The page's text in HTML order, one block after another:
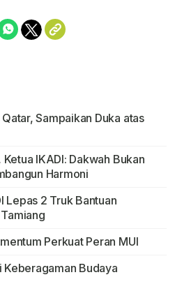
Sampaikan Duka atas
IKADI: Dakwah Bukan
Harmoni
Lepas 2 Truk Bantuan
Perkuat Peran MUI
Keberagaman Budaya